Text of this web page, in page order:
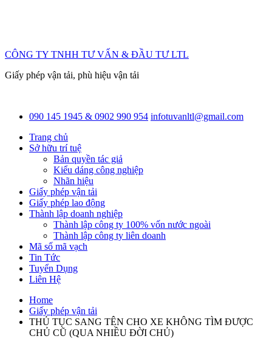
CÔNG TY TNHH TƯ VẤN & ĐẦU TƯ LTL
Giấy phép vận tải, phù hiệu vận tải
090 145 1945 & 0902 990 954 infotuvanltl@gmail.com
Trang chủ
Sở hữu trí tuệ
Bản quyền tác giả
Kiểu dáng công nghiệp
Nhãn hiệu
Giấy phép vận tải
Giấy phép lao động
Thành lập doanh nghiệp
Thành lập công ty 100% vốn nước ngoài
Thành lập công ty liên doanh
Mã số mã vạch
Tin Tức
Tuyển Dụng
Liên Hệ
Home
Giấy phép vận tải
THỦ TỤC SANG TÊN CHO XE KHÔNG TÌM ĐƯỢC
CHỦ CŨ (QUA NHIỀU ĐỜI CHỦ)